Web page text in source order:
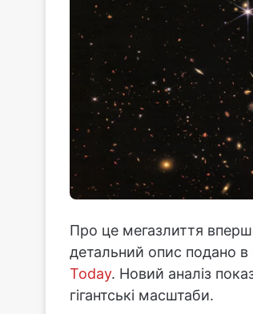
Про це мегазлиття
детальний опис подано в
Today. Новий аналіз
гігантські масштаби.